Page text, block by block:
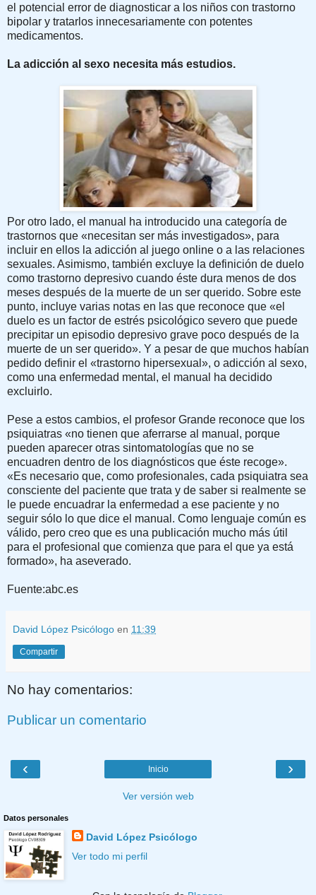
el potencial error de diagnosticar a los niños con trastorno
bipolar y tratarlos innecesariamente con potentes
medicamentos.
La adicción al sexo necesita más estudios.
Por otro lado, el manual ha introducido una categoría de
trastornos que «necesitan ser más investigados», para
incluir en ellos la adicción al juego online o a las relaciones
sexuales. Asimismo, también excluye la definición de duelo
como trastorno depresivo cuando éste dura menos de dos
meses después de la muerte de un ser querido. Sobre este
punto, incluye varias notas en las que reconoce que «el
duelo es un factor de estrés psicológico severo que puede
precipitar un episodio depresivo grave poco después de la
muerte de un ser querido». Y a pesar de que muchos habían
pedido definir el «trastorno hipersexual», o adicción al sexo,
como una enfermedad mental, el manual ha decidido
excluirlo.
Pese a estos cambios, el profesor Grande reconoce que los
psiquiatras «no tienen que aferrarse al manual, porque
pueden aparecer otras sintomatologías que no se
encuadren dentro de los diagnósticos que éste recoge».
«Es necesario que, como profesionales, cada psiquiatra sea
consciente del paciente que trata y de saber si realmente se
le puede encuadrar la enfermedad a ese paciente y no
seguir sólo lo que dice el manual. Como lenguaje común es
válido, pero creo que es una publicación mucho más útil
para el profesional que comienza que para el que ya está
formado», ha aseverado.
Fuente:abc.es
David López Psicólogo en 11:39
Compartir
No hay comentarios:
Publicar un comentario
‹ ›
Inicio
Ver versión web
Datos personales
David López Psicólogo
Ver todo mi perfil